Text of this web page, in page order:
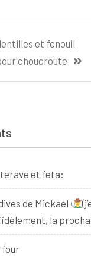
et fenouil
choucroute
et feta:
de Mickael
la
four